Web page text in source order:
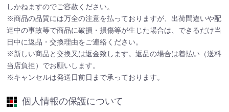
しかねますのでご容赦ください。
※商品の品質には万全の注意を払っておりますが、出荷間違いや配
達中の事故等で商品に破損・損傷等が生じた場合は、できるだけ当
日中に返品・交換理由をご連絡ください。
※新しい商品と交換又は返金致します。返品の場合は着払い（送料
当店負担）でお願いします。
※キャンセルは発送日前日まで承っております。
個人情報の保護について